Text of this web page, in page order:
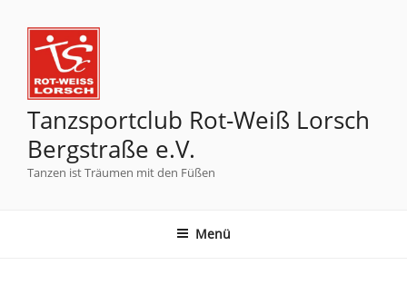
Tanzsportclub Rot-Weiß Lorsch
Bergstraße e.V.
Tanzen ist Träumen mit den Füßen
Menü